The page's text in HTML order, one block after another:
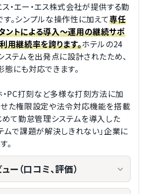
・エー・エス株式会社が提供する勤
。シンプルな操作性に加えて専任
ントによる導入〜運用の継続サポ
用継続率を誇ります。ホテルの24
テムを出発点に設計されたため、
にも対応できます。
・PC打刻など多様な打刻方法に加
せた権限設定や法令対応機能を搭載
めて勤怠管理システムを導入した
ムで課題が解決しきれない」企業に
。
ー（口コミ、評価）